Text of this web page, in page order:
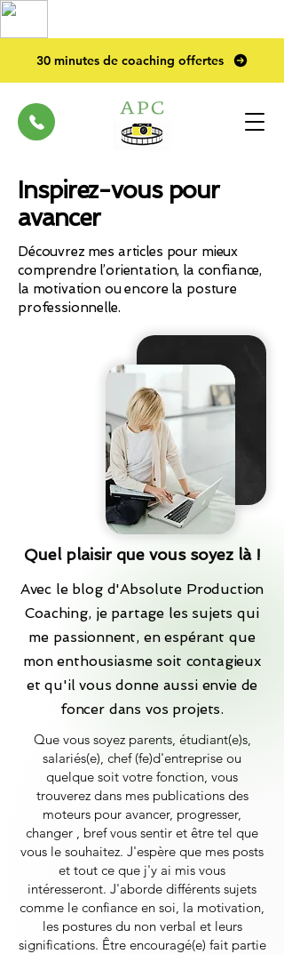
30 minutes de coaching offertes
Inspirez-vous pour
avancer
Découvrez mes articles pour mieux
comprendre l’orientation, la confiance,
la motivation ou encore la posture
professionnelle.
Quel plaisir que vous soyez là !
Avec le blog d'Absolute Production
Coaching, je partage les sujets qui
me passionnent, en espérant que
mon enthousiasme soit contagieux
et qu'il vous donne aussi envie de
foncer dans vos projets.
Que vous soyez parents, étudiant(e)s,
salariés(e), chef (fe)d'entreprise ou
quelque soit votre fonction, vous
trouverez dans mes publications des
moteurs pour avancer, progresser,
changer , bref vous sentir et être tel que
vous le souhaitez. J'espère que mes posts
et tout ce que j'y ai mis vous
intéresseront. J'aborde différents sujets
comme le confiance en soi, la motivation,
les postures du non verbal et leurs
significations. Être encouragé(e) fait partie